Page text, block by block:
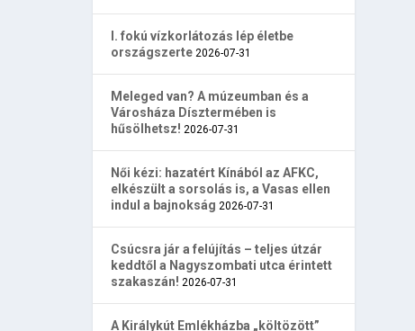
I. fokú vízkorlátozás lép életbe
országszerte 2026-07-31
Meleged van? A múzeumban és a
Városháza Dísztermében is
hűsölhetsz! 2026-07-31
Női kézi: hazatért Kínából az AFKC,
elkészült a sorsolás is, a Vasas ellen
indul a bajnokság 2026-07-31
Csúcsra jár a felújítás – teljes útzár
keddtől a Nagyszombati utca érintett
szakaszán! 2026-07-31
A Királykút Emlékházba „költözött”